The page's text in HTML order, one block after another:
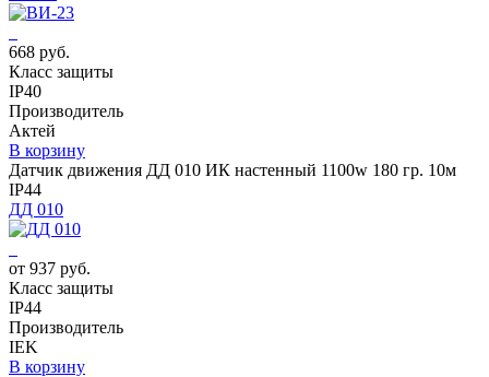
668 руб.
Класс защиты
IP40
Производитель
Актей
В корзину
Датчик движения ДД 010 ИК настенный 1100w 180 гр. 10м
IP44
ДД 010
от 937 руб.
Класс защиты
IP44
Производитель
IEK
В корзину